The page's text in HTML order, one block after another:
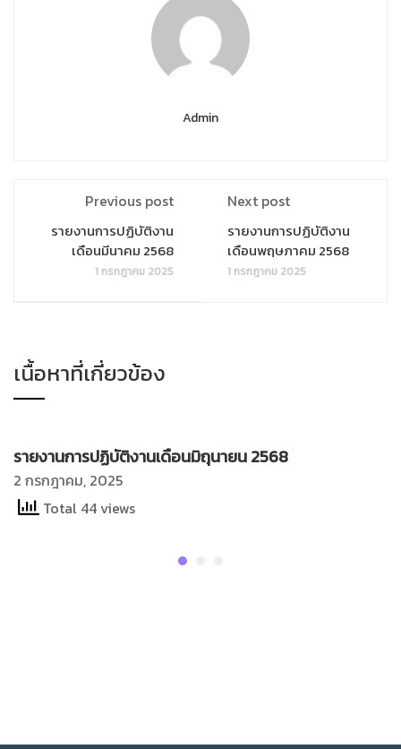
Admin
Previous post
รายงานการปฏิบัติงาน
เดือนมีนาคม 2568
1 กรกฎาคม 2025
Next post
รายงานการปฏิบัติงาน
เดือนพฤษภาคม 2568
1 กรกฎาคม 2025
เนื้อหาที่เกี่ยวข้อง
รายงานการปฏิบัติงานเดือนมิถุนายน 2568
2 กรกฎาคม, 2025
Total 44 views